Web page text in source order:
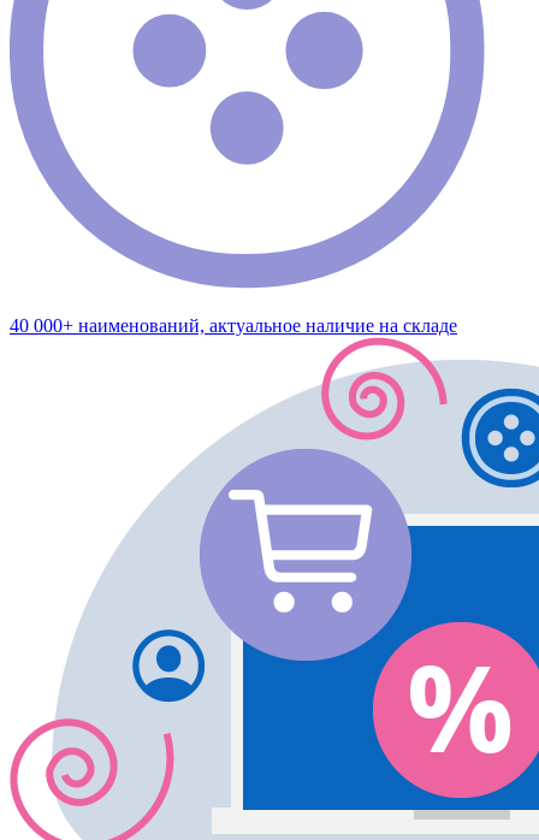
40 000+ наименований, актуальное наличие на складе